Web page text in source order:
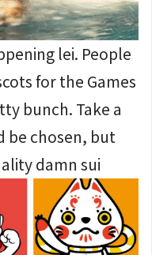
lei. People
for the Games
bunch. Take a
be chosen, but
damn sui